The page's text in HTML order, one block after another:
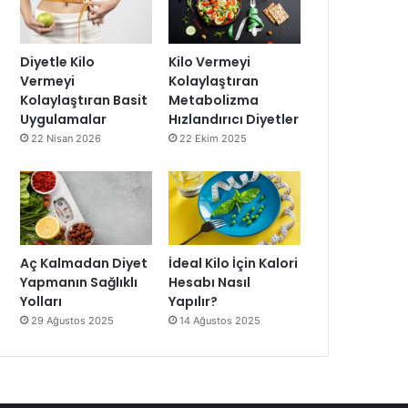
Diyetle Kilo
Vermeyi
Kolaylaştıran Basit
Uygulamalar
22 Nisan 2026
Kilo Vermeyi
Kolaylaştıran
Metabolizma
Hızlandırıcı Diyetler
22 Ekim 2025
Aç Kalmadan Diyet
Yapmanın Sağlıklı
Yolları
29 Ağustos 2025
İdeal Kilo İçin Kalori
Hesabı Nasıl
Yapılır?
14 Ağustos 2025